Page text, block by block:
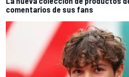
comentarios de sus fans